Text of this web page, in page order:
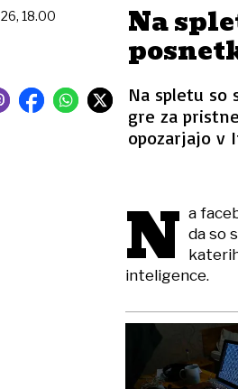
Na
Na spletu so
gre za
opozarjajo v
18.00
N a
da so
inteligence.